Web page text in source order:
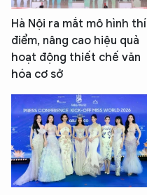
Hà Nội ra mắt mô hình thí
điểm, nâng cao hiệu quả
hoạt động thiết chế văn
hóa cơ sở